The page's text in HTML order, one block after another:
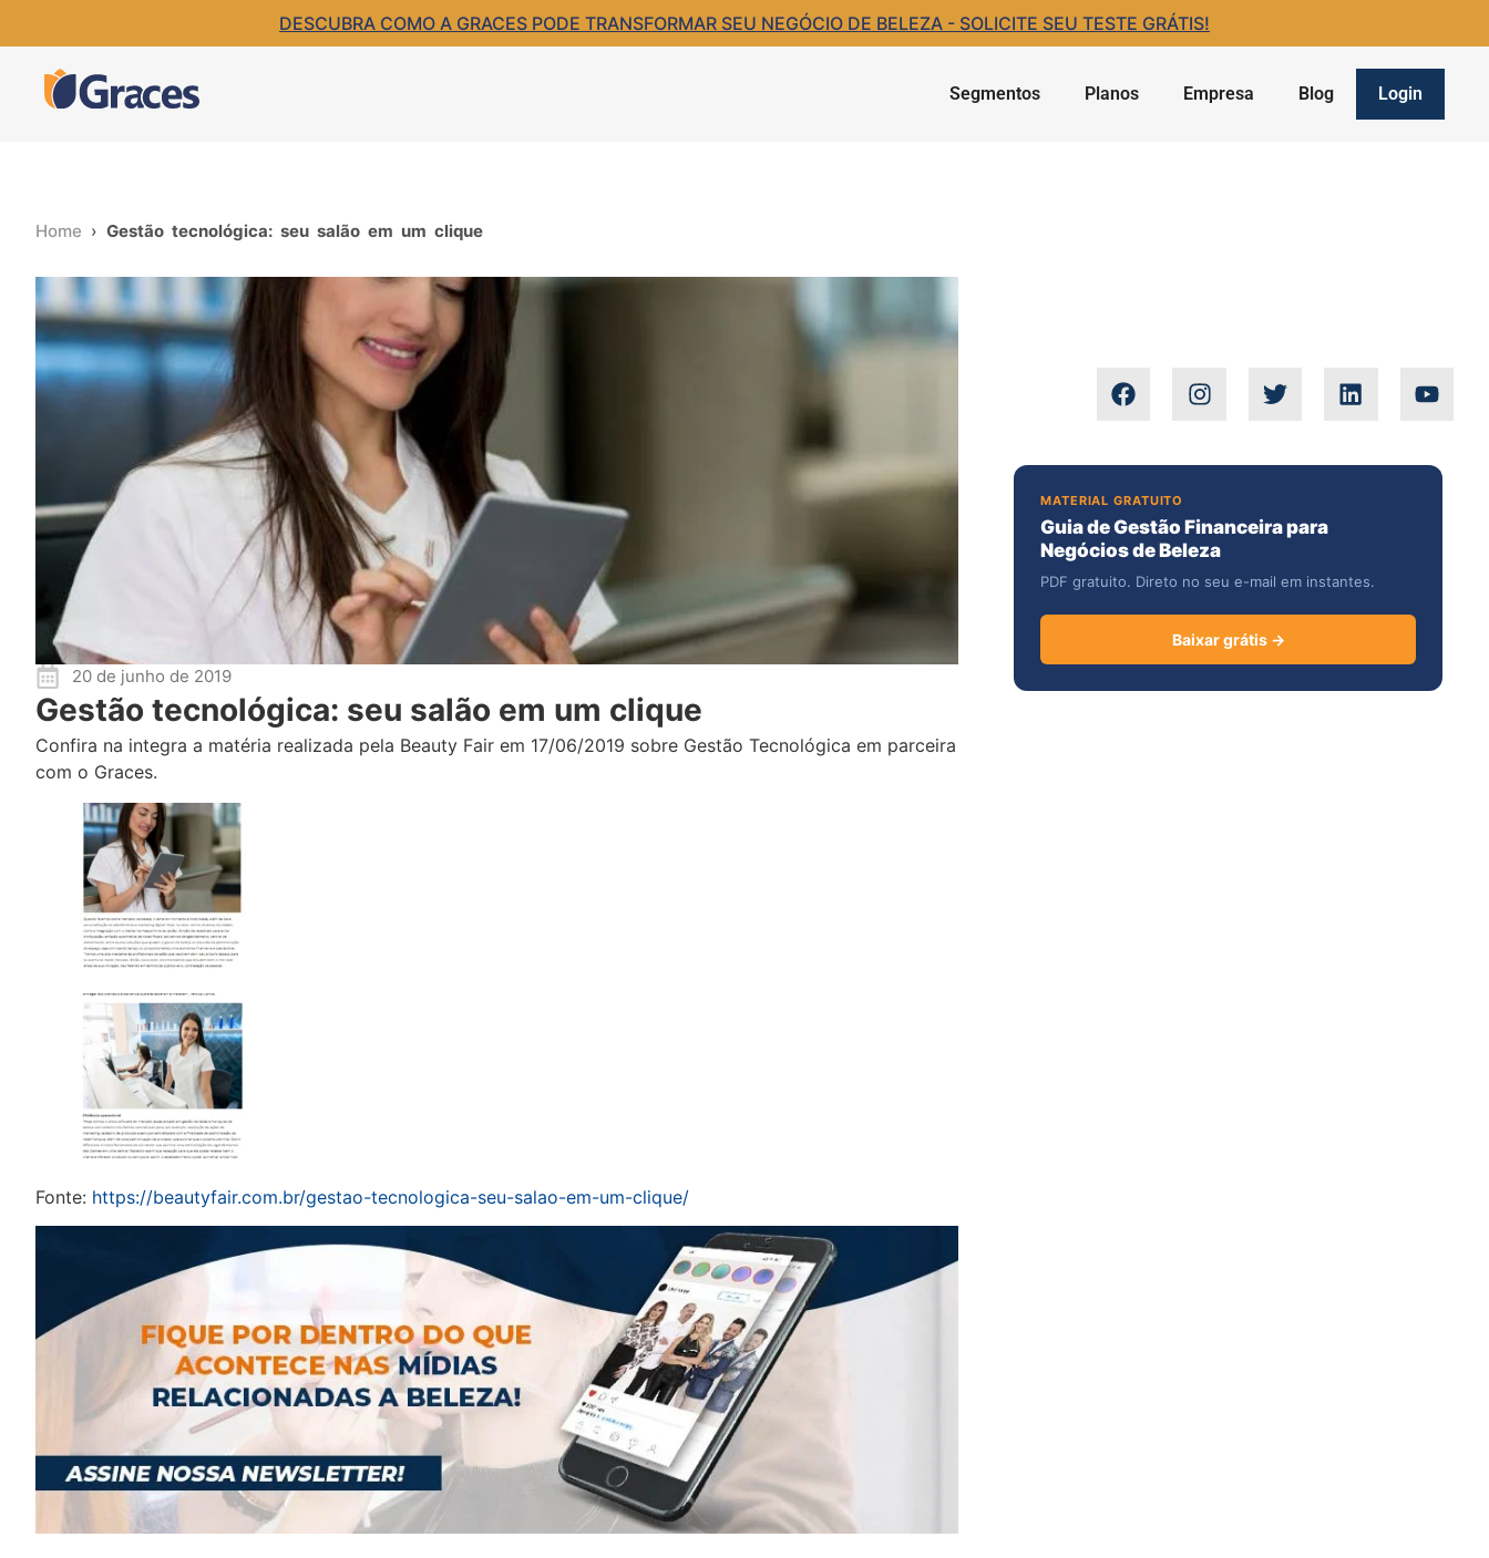
DESCUBRA COMO A GRACES PODE TRANSFORMAR SEU NEGÓCIO DE BELEZA - SOLICITE SEU TESTE GRÁTIS!
Segmentos Planos Empresa Blog Login
Home › Gestão tecnológica: seu salão em um clique
20 de junho de 2019
Gestão tecnológica: seu salão em um clique
Confira na integra a matéria realizada pela Beauty Fair em 17/06/2019 sobre Gestão Tecnológica em parceira
com o Graces.
Fonte: https://beautyfair.com.br/gestao-tecnologica-seu-salao-em-um-clique/
MATERIAL GRATUITO
Guia de Gestão Financeira para
Negócios de Beleza
PDF gratuito. Direto no seu e-mail em instantes.
Baixar grátis →